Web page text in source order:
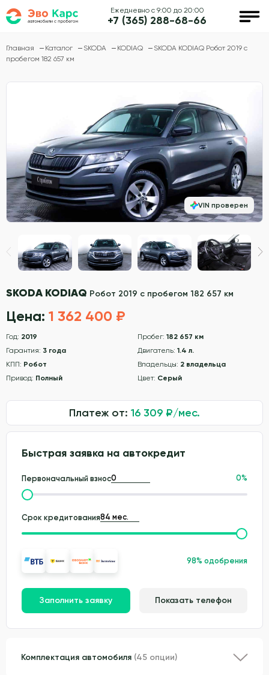
Ежедневно с 9:00 до 20:00
+7 (365) 288-68-66
Главная Каталог SKODA KODIAQ
SKODA KODIAQ Робот 2019 с
пробегом 182 657 км
SKODA KODIAQ Робот 2019 с пробегом 182 657 км
Цена: 1 362 400 ₽
Год: 2019 Пробег: 182 657 км
Гарантия: 3 года Двигатель: 1.4 л.
КПП: Робот Владельцы: 2 владельца
Привод: Полный Цвет: Серый
Платеж от: 16 309 ₽/мес.
Быстрая заявка на автокредит
Первоначальный взнос 0%
Срок кредитования
98% одобрения
Заполнить заявку Показать телефон
VIN проверен
Комплектация автомобиля (45 опции)